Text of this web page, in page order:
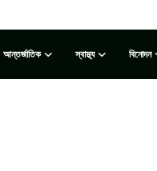
আন্তর্জাতিক স্বাস্থ্য বিনোদন